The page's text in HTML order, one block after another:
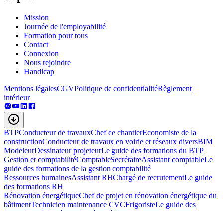
Mission
Journée de l'employabilité
Formation pour tous
Contact
Connexion
Nous rejoindre
Handicap
Mentions légalesCGVPolitique de confidentialitéRèglement
intérieur
BTPConducteur de travauxChef de chantierEconomiste de la
constructionConducteur de travaux en voirie et réseaux diversBIM
ModeleurDessinateur projeteurLe guide des formations du BTP
Gestion et comptabilitéComptableSecrétaireAssistant comptableLe
guide des formations de la gestion comptabilité
Ressources humainesAssistant RHChargé de recrutementLe guide
des formations RH
Rénovation énergétiqueChef de projet en rénovation énergétique du
bâtimentTechnicien maintenance CVCFrigoristeLe guide des